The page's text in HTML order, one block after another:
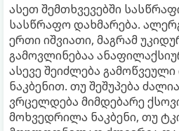
ასეთ შემთხვევებში
სასწრაფო დახმარება.
ერთი იშვიათი, მაგრამ
გამოვლინებაა
ასევე შეიძლება
ნაკბენით. თუ შეშუპება
ვრცელდება მიმდებარე
მოხვედრილა ნაკბენი, თუ